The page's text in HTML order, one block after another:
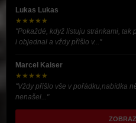
Lukas Lukas
★★★★★
"Pokaždé, když listuju stránkami,
i objednal a vždy přišlo v..."
Marcel Kaiser
★★★★★
"Vždy přišlo vše v pořádku,nabídka
nenašel..."